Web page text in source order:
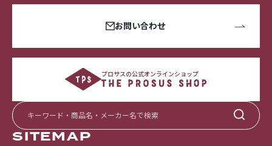
お問い合わせ
プロサスの公式オンラインショップ
SITEMAP